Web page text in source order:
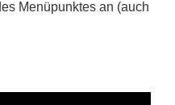
Menüpunktes an (auch